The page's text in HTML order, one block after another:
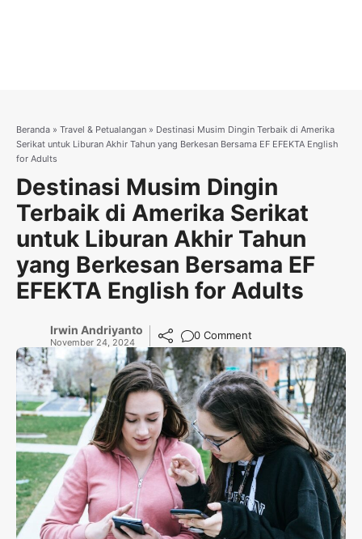
Beranda » Travel & Petualangan » Destinasi Musim Dingin Terbaik di Amerika
Serikat untuk Liburan Akhir Tahun yang Berkesan Bersama EF EFEKTA English
for Adults
Destinasi Musim Dingin
Terbaik di Amerika Serikat
untuk Liburan Akhir Tahun
yang Berkesan Bersama EF
EFEKTA English for Adults
Irwin Andriyanto
November 24, 2024
0 Comment